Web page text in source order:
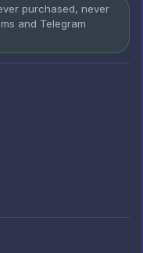
purchased, never
and Telegram